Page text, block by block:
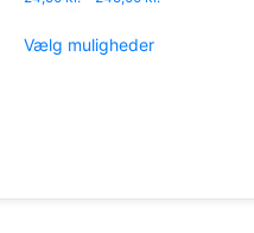
Vælg muligheder
vælges